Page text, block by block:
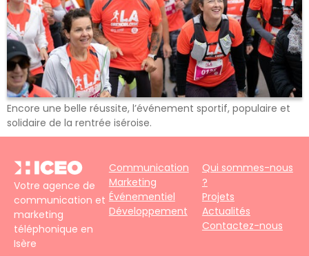
Encore une belle réussite, l’événement sportif, populaire et
solidaire de la rentrée iséroise.
Votre agence de
communication et
marketing
téléphonique en
Isère
Communication
Marketing
Événementiel
Développement
Qui sommes-nous
?
Projets
Actualités
Contactez-nous